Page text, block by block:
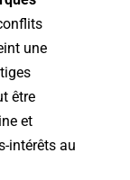
une
être
et
intérêts au